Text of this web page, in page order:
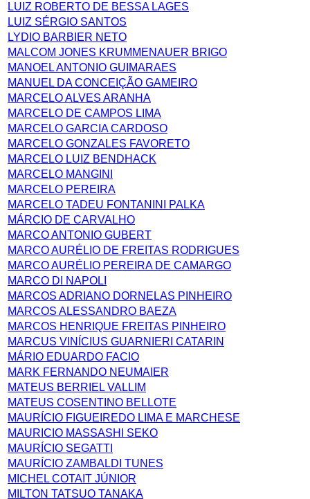
LUIZ ROBERTO DE BESSA LAGES
LUIZ SÉRGIO SANTOS
LYDIO BARBIER NETO
MALCOM JONES KRUMMENAUER BRIGO
MANOEL ANTONIO GUIMARAES
MANUEL DA CONCEIÇÃO GAMEIRO
MARCELO ALVES ARANHA
MARCELO DE CAMPOS LIMA
MARCELO GARCIA CARDOSO
MARCELO GONZALES FAVORETO
MARCELO LUIZ BENDHACK
MARCELO MANGINI
MARCELO PEREIRA
MARCELO TADEU FONTANINI PALKA
MÁRCIO DE CARVALHO
MARCO ANTONIO GUBERT
MARCO AURÉLIO DE FREITAS RODRIGUES
MARCO AURÉLIO PEREIRA DE CAMARGO
MARCO DI NAPOLI
MARCOS ADRIANO DORNELAS PINHEIRO
MARCOS ALESSANDRO BAEZA
MARCOS HENRIQUE FREITAS PINHEIRO
MARCUS VINÍCIUS GUARNIERI CATARIN
MÁRIO EDUARDO FACIO
MARK FERNANDO NEUMAIER
MATEUS BERRIEL VALLIM
MATEUS COSENTINO BELLOTE
MAURÍCIO FIGUEIREDO LIMA E MARCHESE
MAURICIO MASSASHI SEKO
MAURÍCIO SEGATTI
MAURÍCIO ZAMBALDI TUNES
MICHEL COTAIT JÚNIOR
MILTON TATSUO TANAKA